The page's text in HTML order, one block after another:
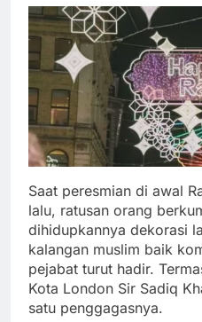
Saat peresmian di awal
lalu, ratusan orang
dihidupkannya dekorasi
kalangan muslim baik
pejabat turut hadir.
Kota London Sir Sadiq
satu penggagasnya.